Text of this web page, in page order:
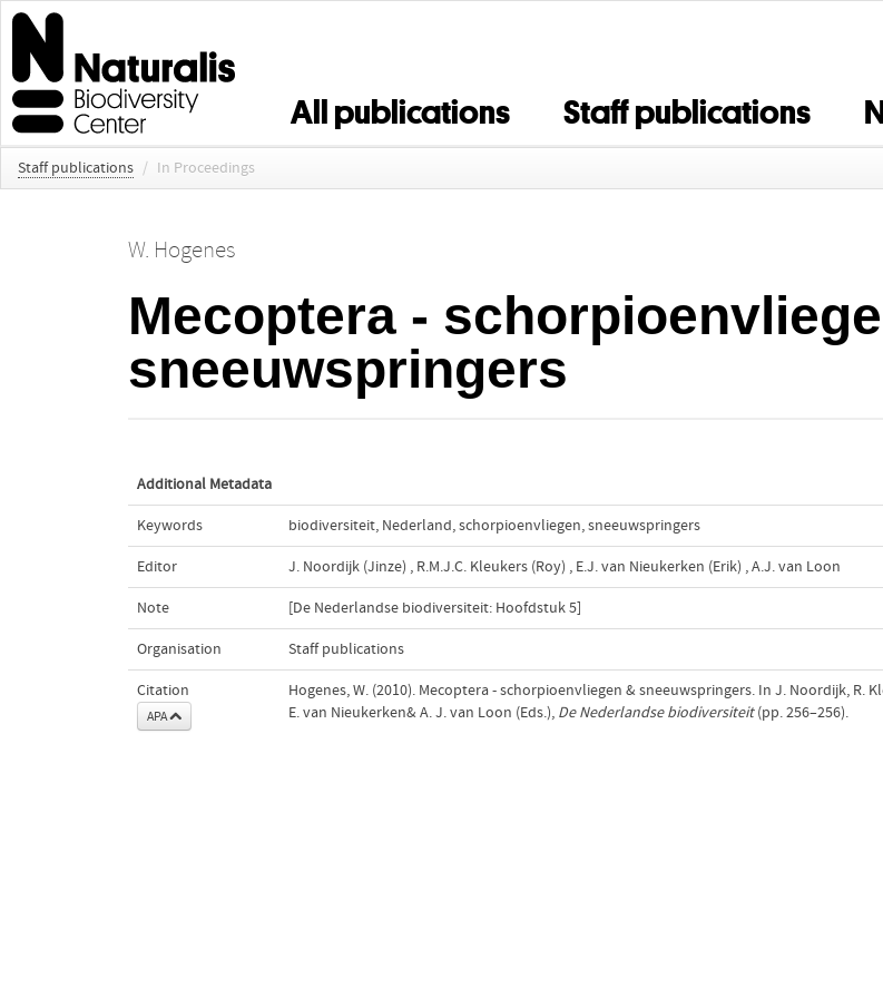
All publications Staff publications
Staff publications / In Proceedings
W. Hogenes
Mecoptera -
sneeuwspringers
Additional Metadata
Keywords biodiversiteit, Nederland,schorpioenvliegen,sneeuwspringers
Editor J. Noordijk (Jinze) , R.M.J.C. Kleukers (Roy) , E.J. van Nieukerken (Erik) ,A.J. van Loon
Note [De Nederlandse biodiversiteit: Hoofdstuk 5]
Organisation Staff publications
Citation
APA
Hogenes, W. (2010). Mecoptera - schorpioenvliegen & sneeuwspringers. In J. Noordijk, R.
E. van Nieukerken& A. J. van Loon (Eds.), De Nederlandse biodiversiteit(pp. 256–256).